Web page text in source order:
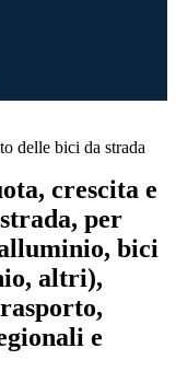
delle bici da strada
crescita e
per
bici
altri),
e